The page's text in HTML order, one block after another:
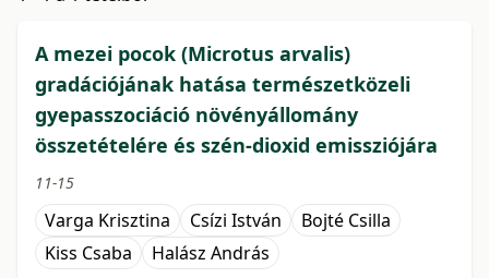
A mezei pocok (Microtus arvalis)
gradációjának hatása természetközeli
gyepasszociáció növényállomány
összetételére és szén-dioxid emissziójára
11-15
Varga Krisztina Csízi István
Bojté Csilla
Kiss Csaba
Halász András